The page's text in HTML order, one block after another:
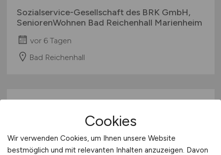
Sozialservice-Gesellschaft des BRK GmbH,
SeniorenWohnen Bad Reichenhall Marienheim
vor 6 Tagen
Bad Reichenhall
Cookies
Wir verwenden Cookies, um Ihnen unsere Website
bestmöglich und mit relevanten Inhalten anzuzeigen. Davon